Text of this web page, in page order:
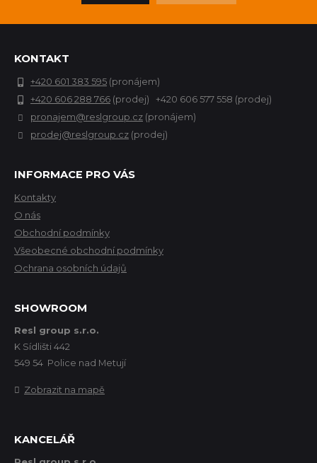
KONTAKT
+420 601 383 595 (pronájem)
+420 606 288 766 (prodej) +420 606 577 558 (prodej)
pronajem@reslgroup.cz (pronájem)
prodej@reslgroup.cz (prodej)
INFORMACE PRO VÁS
Kontakty
O nás
Obchodní podmínky
Všeobecné obchodní podmínky
Ochrana osobních údajů
SHOWROOM
Resl group s.r.o.
K Sídlišti 442
549 54 Police nad Metují
Zobrazit na mapě
KANCELÁŘ